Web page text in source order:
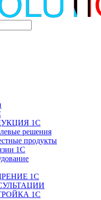
1С
решения
продукты
1С
1С
1С